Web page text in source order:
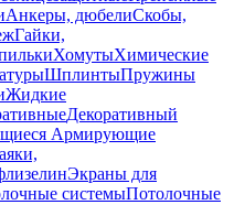
Анкеры, дюбелиСкобы,
Гайки,
ХомутыХимические
ШплинтыПружины
Жидкие
Декоративный
Армирующие
Экраны для
системыПотолочные